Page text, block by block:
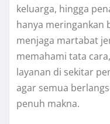
keluarga, hingga
hanya meringankan
menjaga martabat
memahami tata
layanan di sekitar
agar semua
penuh makna.